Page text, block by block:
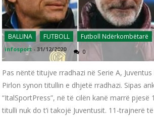
BALLINA FUTBOLL Futboll Ndërkombëtarë
infosport -31/12/2020 0
Pas nëntë titujve rradhazi në Serie A,
Pirlon synon titullin e dhjetë rradhazi. Sipas
“ItalSportPress”, në të cilën kanë marrë pjesë
titulli nuk do t’i takojë Juventusit. 11-trajnerë